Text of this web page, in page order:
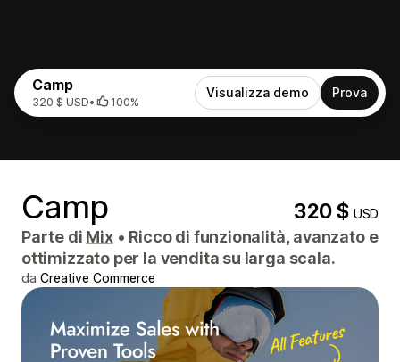
Camp
320 $ USD• 100%
Visualizza demo Prova
Camp 320 $USD
Parte di Mix • Ricco di funzionalità, avanzato e
ottimizzato per la vendita su larga scala.
da Creative Commerce